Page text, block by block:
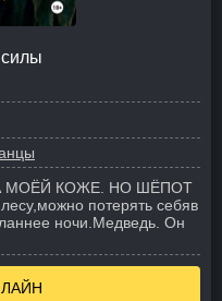
МОЁЙ КОЖЕ. НО ШЁПОТ
потерять себяв
ночи. Медведь. Он